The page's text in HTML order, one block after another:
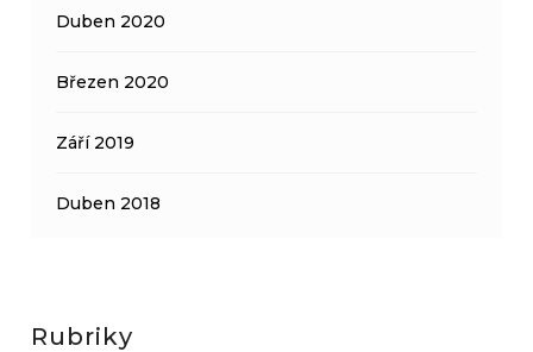
Duben 2020
Březen 2020
Září 2019
Duben 2018
Rubriky